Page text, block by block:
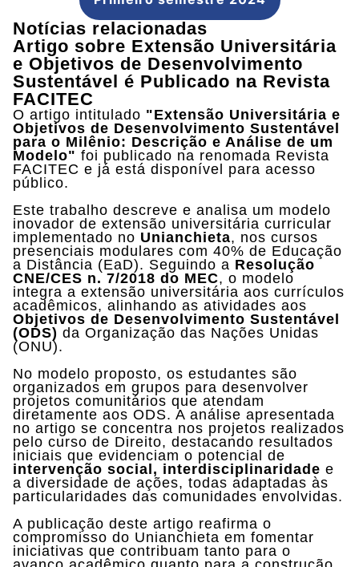
Notícias relacionadas
Artigo sobre Extensão Universitária
e Objetivos de Desenvolvimento
Sustentável é Publicado na Revista
FACITEC
O artigo intitulado "Extensão Universitária e
Objetivos de Desenvolvimento Sustentável
para o Milênio: Descrição e Análise de um
Modelo" foi publicado na renomada Revista
FACITEC e já está disponível para acesso
público.
Este trabalho descreve e analisa um modelo
inovador de extensão universitária curricular
implementado no Unianchieta, nos cursos
presenciais modulares com 40% de Educação
a Distância (EaD). Seguindo a Resolução
CNE/CES n. 7/2018 do MEC, o modelo
integra a extensão universitária aos currículos
acadêmicos, alinhando as atividades aos
Objetivos de Desenvolvimento Sustentável
(ODS) da Organização das Nações Unidas
(ONU).
No modelo proposto, os estudantes são
organizados em grupos para desenvolver
projetos comunitários que atendam
diretamente aos ODS. A análise apresentada
no artigo se concentra nos projetos realizados
pelo curso de Direito, destacando resultados
iniciais que evidenciam o potencial de
intervenção social, interdisciplinaridade e
a diversidade de ações, todas adaptadas às
particularidades das comunidades envolvidas.
A publicação deste artigo reafirma o
compromisso do Unianchieta em fomentar
iniciativas que contribuam tanto para o